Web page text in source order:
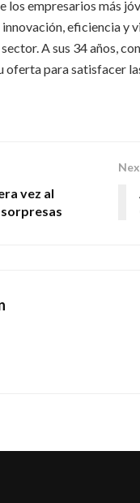
los empresarios más
eficiencia
A sus 34 años,
para satisfacer
vez al